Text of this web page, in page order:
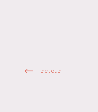
retour